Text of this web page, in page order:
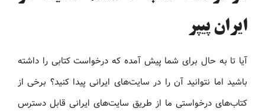
ایران پیپر
آیا تا به حال برای شما پیش آمده که درخواست کتابی را داشته
باشید اما نتوانید آن را در سایت‌های ایرانی پیدا کنید؟ برخی از
کتاب‌های درخواستی ما از طریق سایت‌های ایرانی قابل دسترس